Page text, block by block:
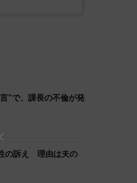
女に鍵を
。白秋さんの投稿に
おれ働いてたから知
言ってこられたこと
”で、課長の不倫が発
の訴え 理由は夫の